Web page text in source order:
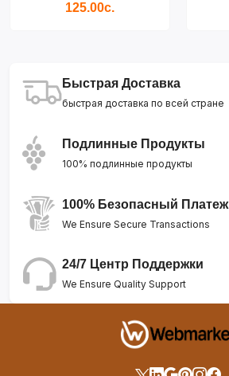
125.00с.
Быстрая Доставка
быстрая доставка по всей стране
Подлинные Продукты
100% подлинные продукты
100% Безопасный Платеж
We Ensure Secure Transactions
24/7 Центр Поддержки
We Ensure Quality Support